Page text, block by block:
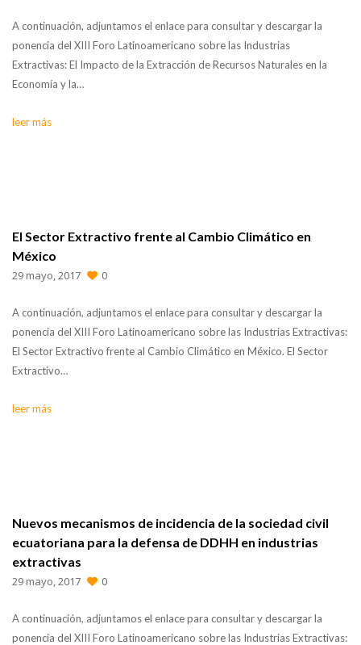
A continuación, adjuntamos el enlace para consultar y descargar la
ponencia del XIII Foro Latinoamericano sobre las Industrias
Extractivas: El Impacto de la Extracción de Recursos Naturales en la
Economía y la…
leer más
El Sector Extractivo frente al Cambio Climático en
México
29 mayo, 2017 0
A continuación, adjuntamos el enlace para consultar y descargar la
ponencia del XIII Foro Latinoamericano sobre las Industrias Extractivas:
El Sector Extractivo frente al Cambio Climático en México. El Sector
Extractivo…
leer más
Nuevos mecanismos de incidencia de la sociedad civil
ecuatoriana para la defensa de DDHH en industrias
extractivas
29 mayo, 2017 0
A continuación, adjuntamos el enlace para consultar y descargar la
ponencia del XIII Foro Latinoamericano sobre las Industrias Extractivas: